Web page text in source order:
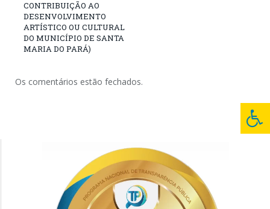
CONTRIBUIÇÃO AO
DESENVOLVIMENTO
ARTÍSTICO OU CULTURAL
DO MUNICÍPIO DE SANTA
MARIA DO PARÁ)
Os comentários estão fechados.